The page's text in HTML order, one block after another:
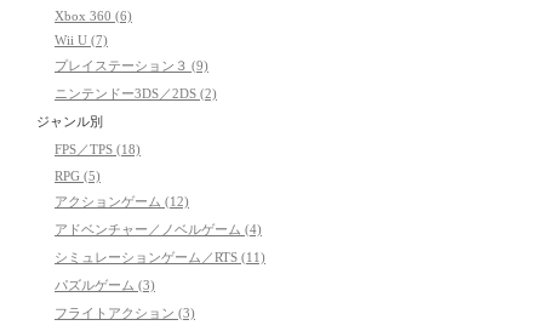
Xbox 360 (6)
Wii U (7)
プレイステーション３ (9)
ニンテンドー3DS／2DS (2)
ジャンル別
FPS／TPS (18)
RPG (5)
アクションゲーム (12)
アドベンチャー／ノベルゲーム (4)
シミュレーションゲーム／RTS (11)
パズルゲーム (3)
フライトアクション (3)